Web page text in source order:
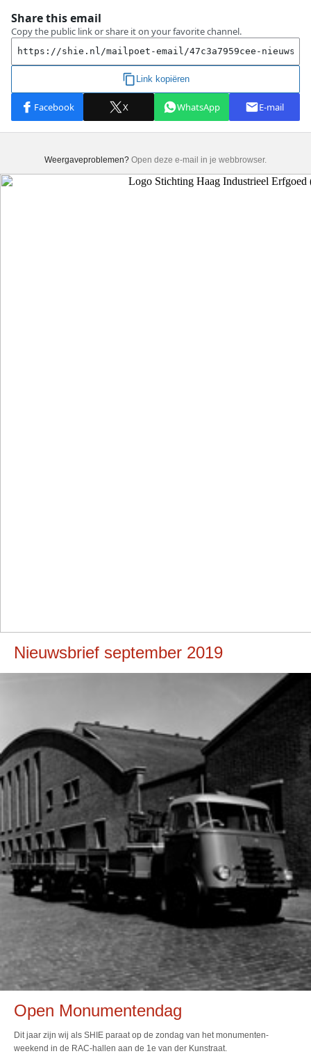
Weergaveproblemen? Open deze e-mail in je webbrowser.
Nieuwsbrief september 2019
Open Monumentendag
Dit jaar zijn wij als SHIE paraat op de zondag van het monumenten-
weekend in de RAC-hallen aan de 1e van der Kunstraat.